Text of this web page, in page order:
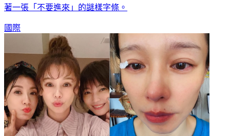
著一張「不要進來」的謎樣字條。
國際